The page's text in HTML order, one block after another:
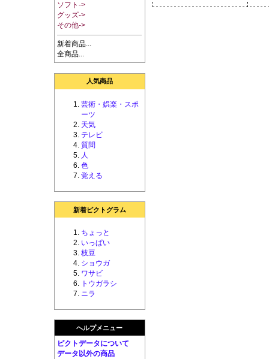
ソフト->
グッズ->
その他->
新着商品...
全商品...
人気商品
芸術・娯楽・スポ
ーツ
天気
テレビ
質問
人
色
覚える
新着ピクトグラム
ちょっと
いっぱい
枝豆
ショウガ
ワサビ
トウガラシ
ニラ
ヘルプメニュー
ピクトデータについて
データ以外の商品